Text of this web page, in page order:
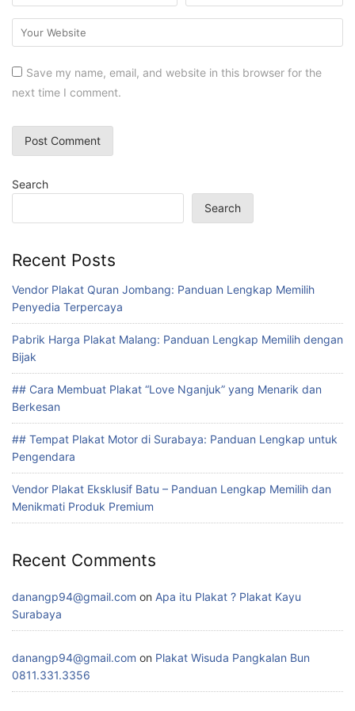
Save my name, email, and website in this browser for the
next time I comment.
Search
Search
Recent Posts
Vendor Plakat Quran Jombang: Panduan Lengkap Memilih
Penyedia Terpercaya
Pabrik Harga Plakat Malang: Panduan Lengkap Memilih dengan
Bijak
## Cara Membuat Plakat “Love Nganjuk” yang Menarik dan
Berkesan
## Tempat Plakat Motor di Surabaya: Panduan Lengkap untuk
Pengendara
Vendor Plakat Eksklusif Batu – Panduan Lengkap Memilih dan
Menikmati Produk Premium
Recent Comments
danangp94@gmail.com on Apa itu Plakat ? Plakat Kayu
Surabaya
danangp94@gmail.com on Plakat Wisuda Pangkalan Bun
0811.331.3356